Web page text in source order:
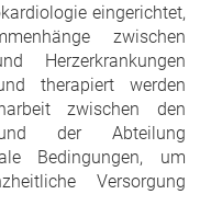
eingerichtet,
zwischen
Herzerkrankungen
therapiert werden
zwischen den
der Abteilung
Bedingungen, um
Versorgung